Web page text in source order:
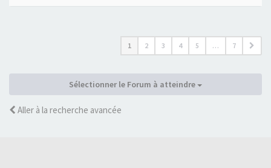
1 2 3 4 5 … 7
Sélectionner le Forum à atteindre
Aller à la recherche avancée